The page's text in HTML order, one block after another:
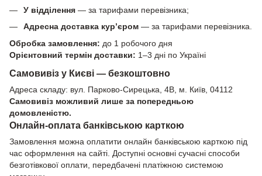
У відділення — за тарифами перевізника;
Адресна доставка кур’єром — за тарифами перевізника.
Обробка замовлення: до 1 робочого дня
Орієнтовний термін доставки: 1–3 дні по Україні
Самовивіз у Києві — безкоштовно
Адреса складу: вул. Парково-Сирецька, 4В, м. Київ, 04112
Самовивіз можливий лише за попередньою
домовленістю.
Онлайн-оплата банківською карткою
Замовлення можна оплатити онлайн банківською карткою під
час оформлення на сайті. Доступні основні сучасні способи
безготівкової оплати, передбачені платіжною системою